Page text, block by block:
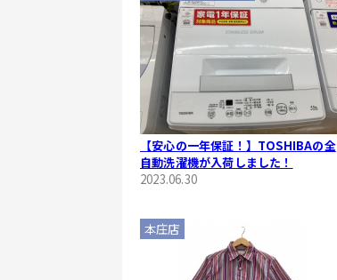
【安心の一年保証！】TOSHIBAの全
自動洗濯機が入荷しました！
2023.06.30
本庄店